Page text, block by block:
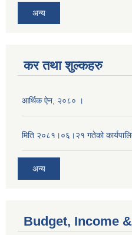
अन्य
कर तथा शुल्कहरु
आर्थिक ऐन, २०८० ।
मिति २०८१।०६।२१ गतेको
अन्य
Budget, Income